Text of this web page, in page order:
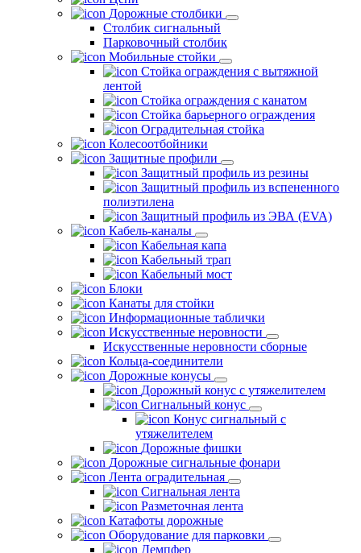
Дорожные столбики
Столбик сигнальный
Парковочный столбик
Мобильные стойки
Стойка ограждения с вытяжной
лентой
Стойка ограждения с канатом
Стойка барьерного ограждения
Оградительная стойка
Колесоотбойники
Защитные профили
Защитный профиль из резины
Защитный профиль из вспененного
полиэтилена
Защитный профиль из ЭВА (EVA)
Кабель-каналы
Кабельная капа
Кабельный трап
Кабельный мост
Блоки
Канаты для стойки
Информационные таблички
Искусственные неровности
Искусственные неровности сборные
Кольца-соединители
Дорожные конусы
Дорожный конус с утяжелителем
Сигнальный конус
Конус сигнальный с
утяжелителем
Дорожные фишки
Дорожные сигнальные фонари
Лента оградительная
Сигнальная лента
Разметочная лента
Катафоты дорожные
Оборудование для парковки
Демпфер